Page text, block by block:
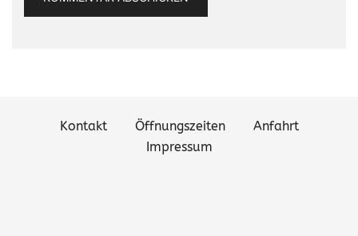
Kontakt Öffnungszeiten
Anfahrt
Impressum